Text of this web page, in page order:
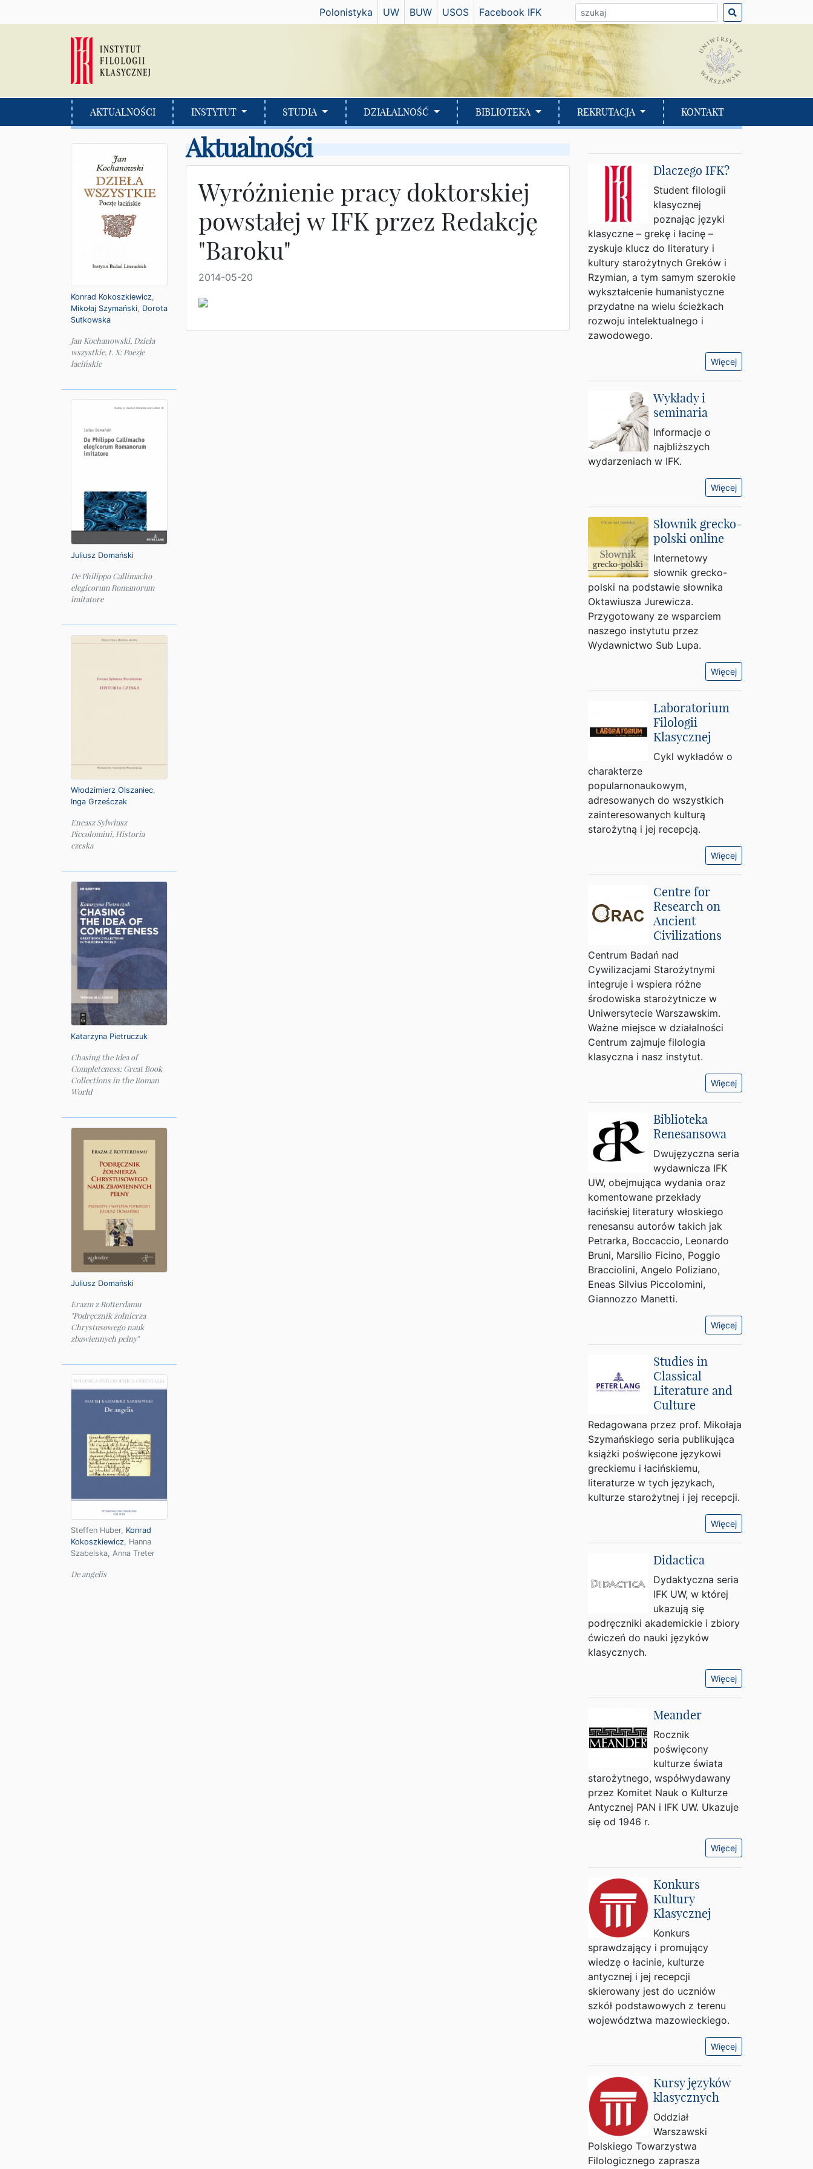
Polonistyka UW BUW USOS Facebook IFKHasło do wyszukania:
AKTUALNOŚCI INSTYTUT STUDIA DZIAŁALNOŚĆ BIBLIOTEKA REKRUTACJA KONTAKT
Konrad Kokoszkiewicz,
Mikołaj Szymański, Dorota
Sutkowska
Jan Kochanowski, Dzieła
wszystkie, t. X: Poezje
łacińskie
Juliusz Domański
De Philippo Callimacho
elegicorum Romanorum
imitatore
Włodzimierz Olszaniec,
Inga Grześczak
Eneasz Sylwiusz
Piccolomini, Historia
czeska
Katarzyna Pietruczuk
Chasing the Idea of
Completeness: Great Book
Collections in the Roman
World
Juliusz Domański
Erazm z Rotterdamu
"Podręcznik żołnierza
Chrystusowego nauk
zbawiennych pełny"
Steffen Huber, Konrad
Kokoszkiewicz, Hanna
Szabelska, Anna Treter
De angelis
Aktualności
Wyróżnienie pracy doktorskiej
powstałej w IFK przez Redakcję
"Baroku"
2014-05-20
Dlaczego IFK?
Student filologii
klasycznej
poznając języki
klasyczne – grekę i łacinę –
zyskuje klucz do literatury i
kultury starożytnych Greków i
Rzymian, a tym samym szerokie
wykształcenie humanistyczne
przydatne na wielu ścieżkach
rozwoju intelektualnego i
zawodowego.
Więcej
Wykłady i
seminaria
Informacje o
najbliższych
wydarzeniach w IFK.
Więcej
Słownik grecko-
polski online
Internetowy
słownik grecko-
polski na podstawie słownika
Oktawiusza Jurewicza.
Przygotowany ze wsparciem
naszego instytutu przez
Wydawnictwo Sub Lupa.
Więcej
Laboratorium
Filologii
Klasycznej
Cykl wykładów o
charakterze
popularnonaukowym,
adresowanych do wszystkich
zainteresowanych kulturą
starożytną i jej recepcją.
Więcej
Centre for
Research on
Ancient
Civilizations
Centrum Badań nad
Cywilizacjami Starożytnymi
integruje i wspiera różne
środowiska starożytnicze w
Uniwersytecie Warszawskim.
Ważne miejsce w działalności
Centrum zajmuje filologia
klasyczna i nasz instytut.
Więcej
Biblioteka
Renesansowa
Dwujęzyczna seria
wydawnicza IFK
UW, obejmująca wydania oraz
komentowane przekłady
łacińskiej literatury włoskiego
renesansu autorów takich jak
Petrarka, Boccaccio, Leonardo
Bruni, Marsilio Ficino, Poggio
Bracciolini, Angelo Poliziano,
Eneas Silvius Piccolomini,
Giannozzo Manetti.
Więcej
Studies in
Classical
Literature and
Culture
Redagowana przez prof. Mikołaja
Szymańskiego seria publikująca
książki poświęcone językowi
greckiemu i łacińskiemu,
literaturze w tych językach,
kulturze starożytnej i jej recepcji.
Więcej
Didactica
Dydaktyczna seria
IFK UW, w której
ukazują się
podręczniki akademickie i zbiory
ćwiczeń do nauki języków
klasycznych.
Więcej
Meander
Rocznik
poświęcony
kulturze świata
starożytnego, współwydawany
przez Komitet Nauk o Kulturze
Antycznej PAN i IFK UW. Ukazuje
się od 1946 r.
Więcej
Konkurs
Kultury
Klasycznej
Konkurs
sprawdzający i promujący
wiedzę o łacinie, kulturze
antycznej i jej recepcji
skierowany jest do uczniów
szkół podstawowych z terenu
województwa mazowieckiego.
Więcej
Kursy języków
klasycznych
Oddział
Warszawski
Polskiego Towarzystwa
Filologicznego zaprasza